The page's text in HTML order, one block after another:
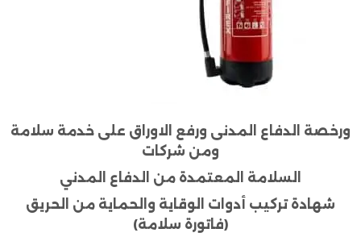
ورخصة الدفاع المدنى ورفع الاوراق على خدمة سلامة
ومن شركات
السلامة المعتمدة من الدفاع المدني
شهادة تركيب أدوات الوقاية والحماية من الحريق
(فاتورة سلامة)